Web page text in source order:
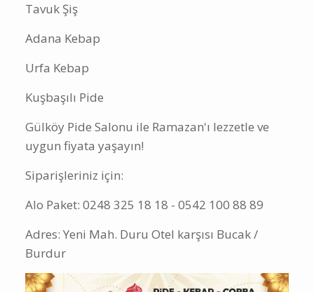
Tavuk Şiş
Adana Kebap
Urfa Kebap
Kuşbaşılı Pide
Gülköy Pide Salonu ile Ramazan'ı lezzetle ve
uygun fiyata yaşayın!
Siparişleriniz için:
Alo Paket: 0248 325 18 18 - 0542 100 88 89
Adres: Yeni Mah. Duru Otel karşısı Bucak /
Burdur